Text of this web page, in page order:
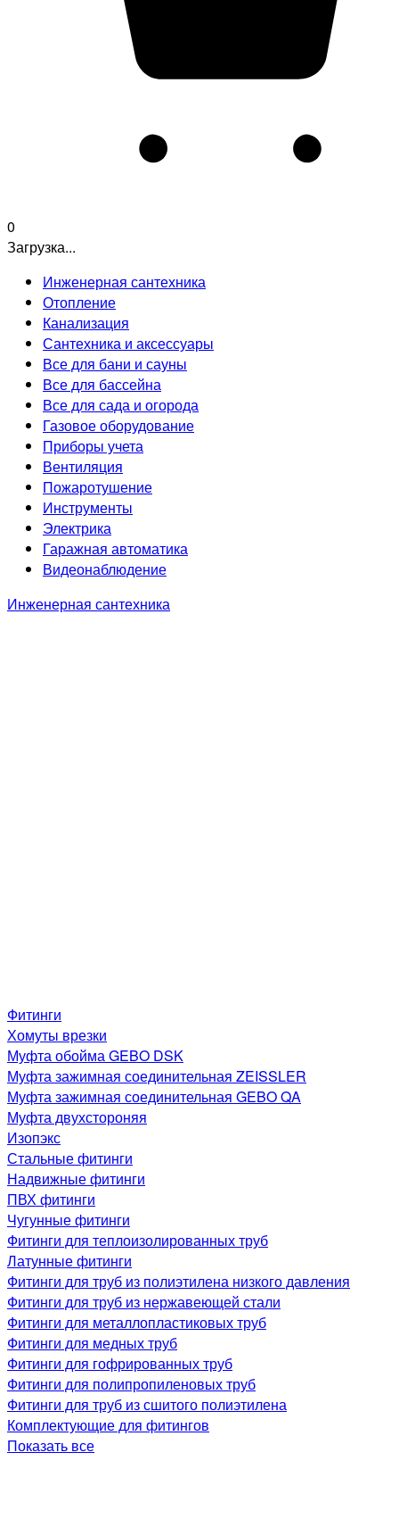
0
Загрузка...
Инженерная сантехника
Отопление
Канализация
Сантехника и аксессуары
Все для бани и сауны
Все для бассейна
Все для сада и огорода
Газовое оборудование
Приборы учета
Вентиляция
Пожаротушение
Инструменты
Электрика
Гаражная автоматика
Видеонаблюдение
Инженерная сантехника
Фитинги
Хомуты врезки
Муфта обойма GEBO DSK
Муфта зажимная соединительная ZEISSLER
Муфта зажимная соединительная GEBO QA
Муфта двухстороняя
Изопэкс
Стальные фитинги
Надвижные фитинги
ПВХ фитинги
Чугунные фитинги
Фитинги для теплоизолированных труб
Латунные фитинги
Фитинги для труб из полиэтилена низкого давления
Фитинги для труб из нержавеющей стали
Фитинги для металлопластиковых труб
Фитинги для медных труб
Фитинги для гофрированных труб
Фитинги для полипропиленовых труб
Фитинги для труб из сшитого полиэтилена
Комплектующие для фитингов
Показать все